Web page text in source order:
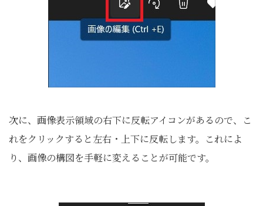
次に、画像表示領域の右下に反転アイコンがあるので、こ
れをクリックすると左右・上下に反転します。これによ
り、画像の構図を手軽に変えることが可能です。